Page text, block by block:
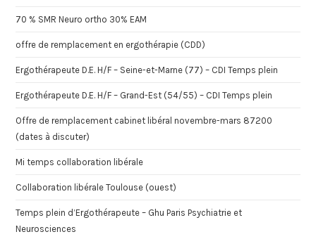
70 % SMR Neuro ortho 30% EAM
offre de remplacement en ergothérapie (CDD)
Ergothérapeute D.E. H/F – Seine-et-Marne (77) – CDI Temps plein
Ergothérapeute D.E. H/F – Grand-Est (54/55) – CDI Temps plein
Offre de remplacement cabinet libéral novembre-mars 87200
(dates à discuter)
Mi temps collaboration libérale
Collaboration libérale Toulouse (ouest)
Temps plein d’Ergothérapeute – Ghu Paris Psychiatrie et
Neurosciences